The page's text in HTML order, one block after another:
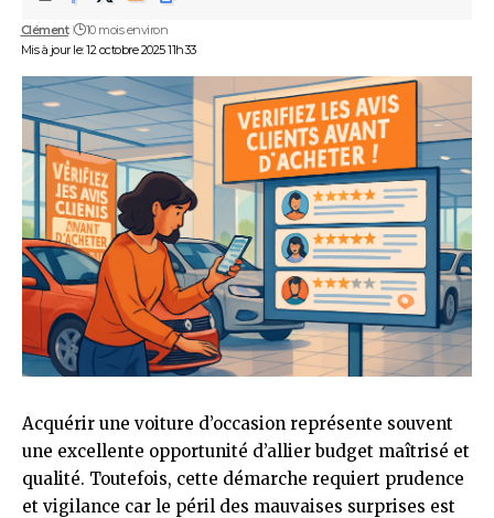
Mis à jour le: 12 octobre 2025 11h33
Clément 10 mois environ
Acquérir une voiture d’occasion représente souvent
une excellente opportunité d’allier budget maîtrisé et
qualité. Toutefois, cette démarche requiert prudence
et vigilance car le péril des mauvaises surprises est